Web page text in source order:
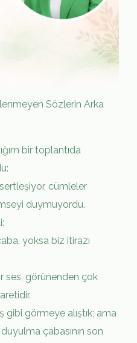
Sözlerin Arka
bir toplantıda
cümleler
duymuyordu.
yoksa biz itirazı
ses, görünenden çok
gibi görmeye alıştık; ama
çabasının son